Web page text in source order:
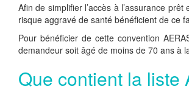
Afin de simplifier l’accès à l’assurance
risque aggravé de santé bénéficient de ce
Pour bénéficier de cette convention
demandeur soit âgé de moins de 70 ans à
Que contient la liste